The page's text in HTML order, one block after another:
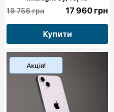
19 756 грн 17 960 грн
Купити
Акція!